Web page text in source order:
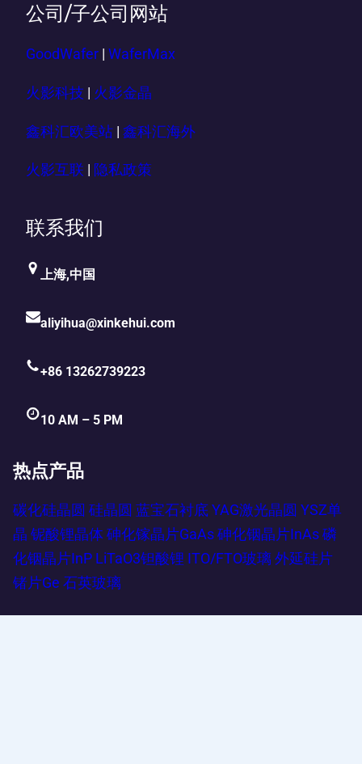
公司/子公司网站
GoodWafer WaferMax
火影科技 火影金晶
鑫科汇欧美站 | 鑫科汇海外
火影互联 隐私政策
联系我们
上海,中国
aliyihua@xinkehui.com
+86 13262739223
10 AM – 5 PM
热点产品
碳化硅晶圆 硅晶圆 蓝宝石衬底 YAG激光晶圆 YSZ单
晶 铌酸锂晶体 砷化镓晶片GaAs 砷化铟晶片InAs 磷
化铟晶片InP LiTaO3钽酸锂 ITO/FTO玻璃 外延硅片
锗片Ge 石英玻璃